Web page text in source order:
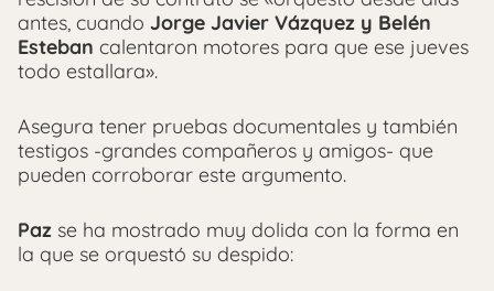
antes, cuando Jorge Javier Vázquez y Belén
Esteban calentaron motores para que ese jueves
todo estallara».
Asegura tener pruebas documentales y también
testigos -grandes compañeros y amigos- que
pueden corroborar este argumento.
Paz se ha mostrado muy dolida con la forma en
la que se orquestó su despido: